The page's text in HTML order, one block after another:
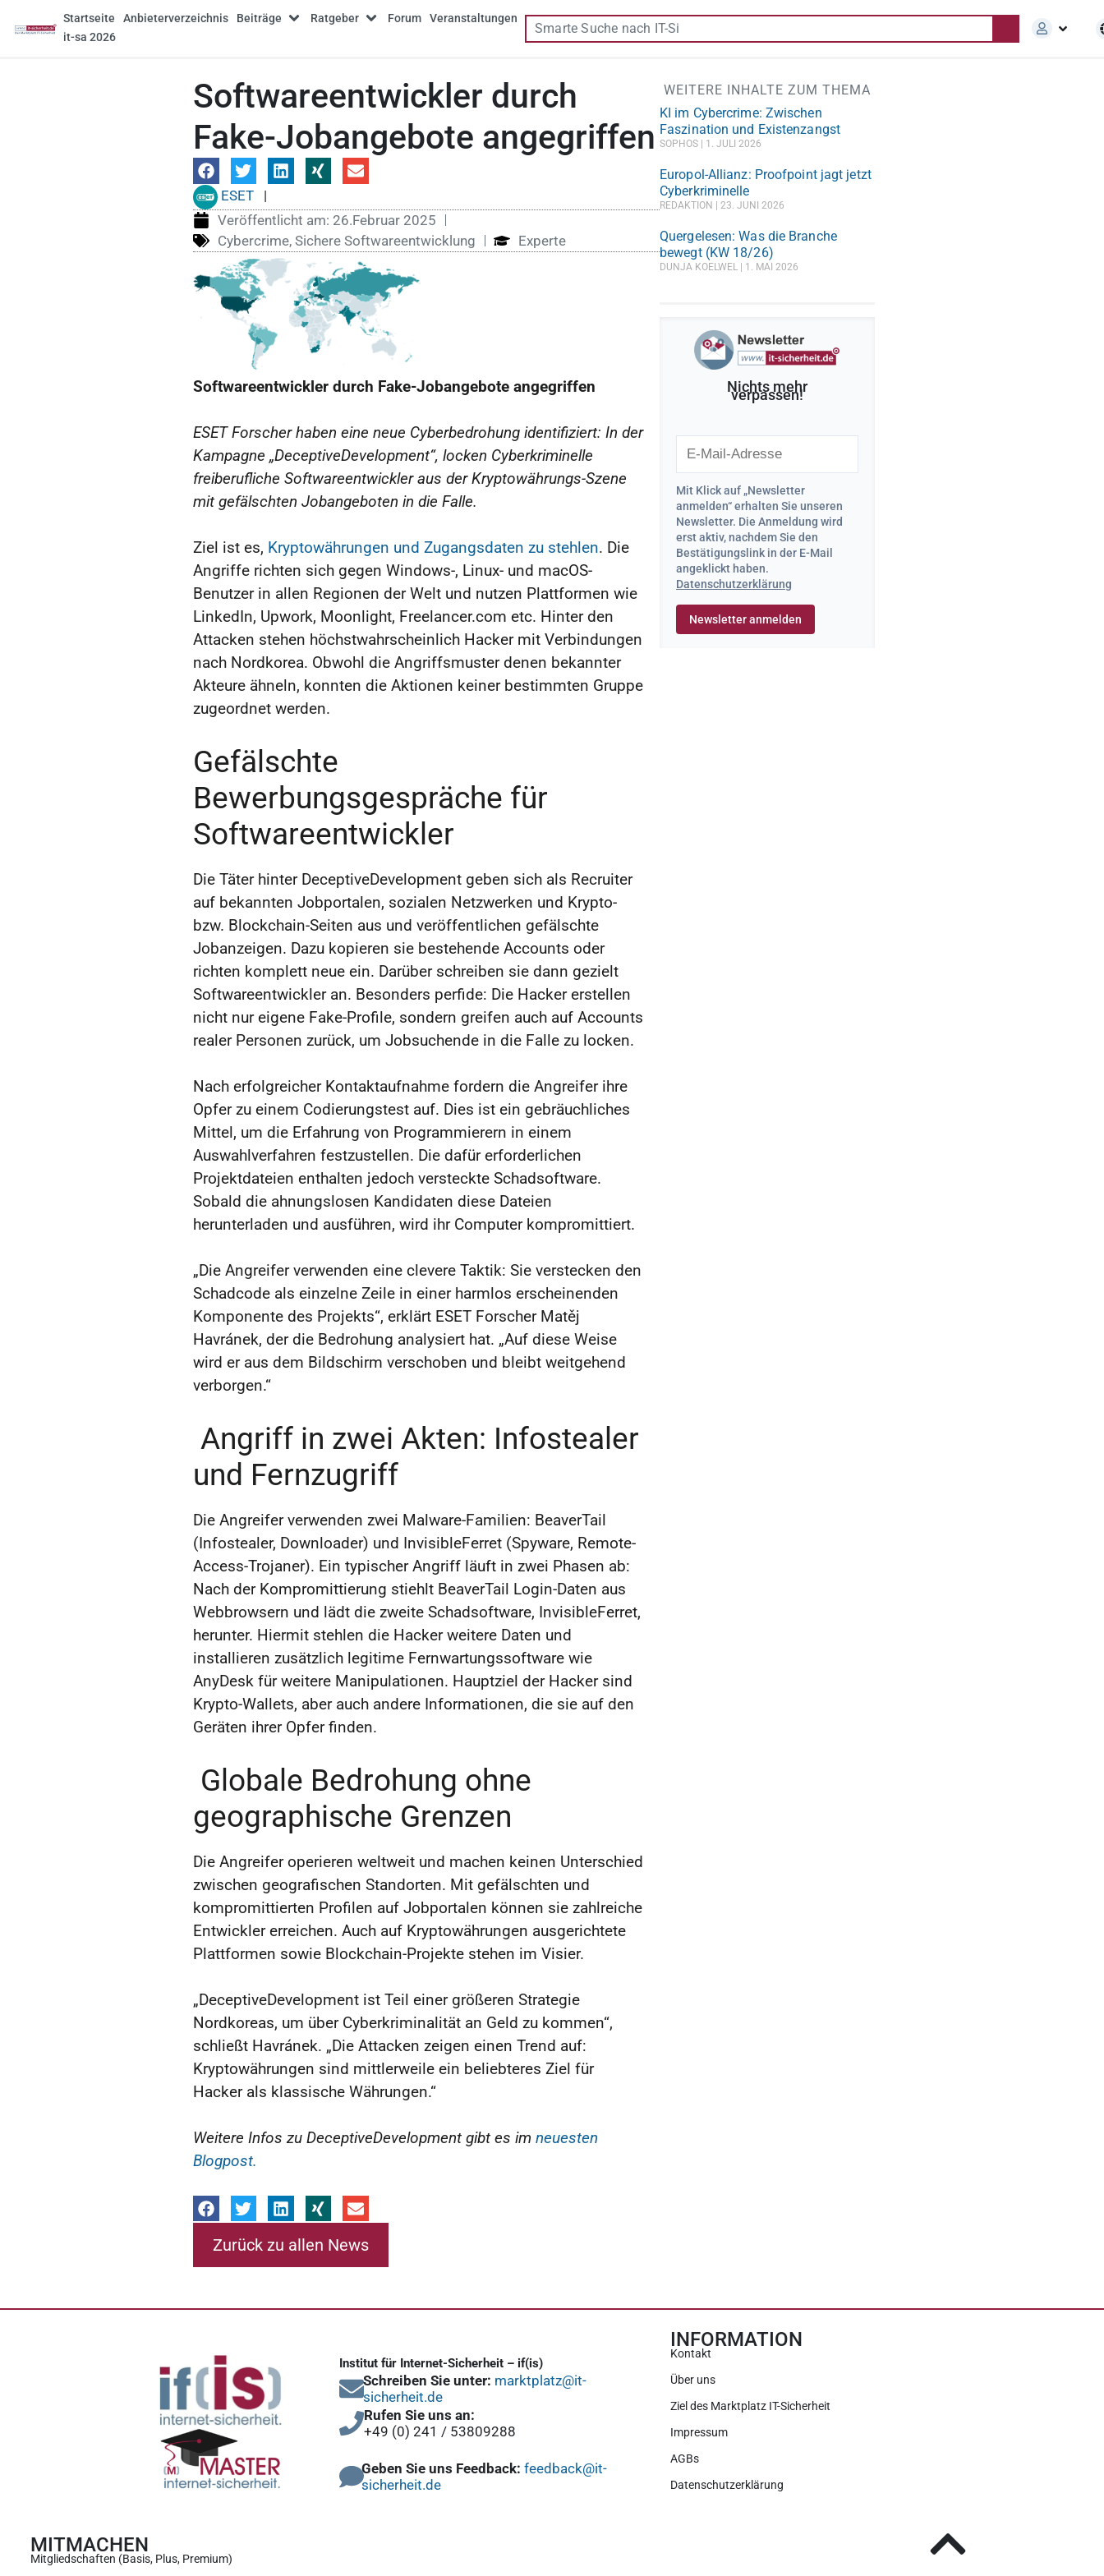
Startseite Anbieterverzeichnis Beiträge Ratgeber Forum
Veranstaltungen
it-sa 2026
Softwareentwickler durch
Fake-Jobangebote angegriffen
ESET
|
Veröffentlicht am: 26.Februar 2025
Cybercrime,Sichere Softwareentwicklung Experte
Softwareentwickler durch Fake-Jobangebote angegriffen
ESET Forscher haben eine neue Cyberbedrohung identifiziert: In der
Kampagne „DeceptiveDevelopment“, locken Cyberkriminelle
freiberufliche Softwareentwickler aus der Kryptowährungs-Szene
mit gefälschten Jobangeboten in die Falle.
Ziel ist es, Kryptowährungen und Zugangsdaten zu stehlen. Die
Angriffe richten sich gegen Windows-, Linux- und macOS-
Benutzer in allen Regionen der Welt und nutzen Plattformen wie
LinkedIn, Upwork, Moonlight, Freelancer.com etc. Hinter den
Attacken stehen höchstwahrscheinlich Hacker mit Verbindungen
nach Nordkorea. Obwohl die Angriffsmuster denen bekannter
Akteure ähneln, konnten die Aktionen keiner bestimmten Gruppe
zugeordnet werden.
Gefälschte
Bewerbungsgespräche für
Softwareentwickler
Die Täter hinter DeceptiveDevelopment geben sich als Recruiter
auf bekannten Jobportalen, sozialen Netzwerken und Krypto-
bzw. Blockchain-Seiten aus und veröffentlichen gefälschte
Jobanzeigen. Dazu kopieren sie bestehende Accounts oder
richten komplett neue ein. Darüber schreiben sie dann gezielt
Softwareentwickler an. Besonders perfide: Die Hacker erstellen
nicht nur eigene Fake-Profile, sondern greifen auch auf Accounts
realer Personen zurück, um Jobsuchende in die Falle zu locken.
Nach erfolgreicher Kontaktaufnahme fordern die Angreifer ihre
Opfer zu einem Codierungstest auf. Dies ist ein gebräuchliches
Mittel, um die Erfahrung von Programmierern in einem
Auswahlverfahren festzustellen. Die dafür erforderlichen
Projektdateien enthalten jedoch versteckte Schadsoftware.
Sobald die ahnungslosen Kandidaten diese Dateien
herunterladen und ausführen, wird ihr Computer kompromittiert.
„Die Angreifer verwenden eine clevere Taktik: Sie verstecken den
Schadcode als einzelne Zeile in einer harmlos erscheinenden
Komponente des Projekts“, erklärt ESET Forscher Matěj
Havránek, der die Bedrohung analysiert hat. „Auf diese Weise
wird er aus dem Bildschirm verschoben und bleibt weitgehend
verborgen.“
Angriff in zwei Akten: Infostealer
und Fernzugriff
Die Angreifer verwenden zwei Malware-Familien: BeaverTail
(Infostealer, Downloader) und InvisibleFerret (Spyware, Remote-
Access-Trojaner). Ein typischer Angriff läuft in zwei Phasen ab:
Nach der Kompromittierung stiehlt BeaverTail Login-Daten aus
Webbrowsern und lädt die zweite Schadsoftware, InvisibleFerret,
herunter. Hiermit stehlen die Hacker weitere Daten und
installieren zusätzlich legitime Fernwartungssoftware wie
AnyDesk für weitere Manipulationen. Hauptziel der Hacker sind
Krypto-Wallets, aber auch andere Informationen, die sie auf den
Geräten ihrer Opfer finden.
Globale Bedrohung ohne
geographische Grenzen
Die Angreifer operieren weltweit und machen keinen Unterschied
zwischen geografischen Standorten. Mit gefälschten und
kompromittierten Profilen auf Jobportalen können sie zahlreiche
Entwickler erreichen. Auch auf Kryptowährungen ausgerichtete
Plattformen sowie Blockchain-Projekte stehen im Visier.
„DeceptiveDevelopment ist Teil einer größeren Strategie
Nordkoreas, um über Cyberkriminalität an Geld zu kommen“,
schließt Havránek. „Die Attacken zeigen einen Trend auf:
Kryptowährungen sind mittlerweile ein beliebteres Ziel für
Hacker als klassische Währungen.“
Weitere Infos zu DeceptiveDevelopment gibt es im neuesten
Blogpost.
Zurück zu allen News
WEITERE INHALTE ZUM THEMA
KI im Cybercrime: Zwischen
Faszination und Existenzangst
SOPHOS 1. JULI 2026
Europol-Allianz: Proofpoint jagt jetzt
Cyberkriminelle
REDAKTION 23. JUNI 2026
Quergelesen: Was die Branche
bewegt (KW 18/26)
DUNJA KOELWEL 1. MAI 2026
Nichts mehr
verpassen!
Mit Klick auf „Newsletter
anmelden“ erhalten Sie unseren
Newsletter. Die Anmeldung wird
erst aktiv, nachdem Sie den
Bestätigungslink in der E-Mail
angeklickt haben.
Datenschutzerklärung
Institut für Internet-Sicherheit – if(is)
Schreiben Sie unter: marktplatz@it-
sicherheit.de
Rufen Sie uns an:
+49 (0) 241 / 53809288
Geben Sie uns Feedback: feedback@it-
sicherheit.de
INFORMATION
Kontakt
Über uns
Ziel des Marktplatz IT-Sicherheit
Impressum
AGBs
Datenschutzerklärung
MITMACHEN
Mitgliedschaften (Basis, Plus, Premium)